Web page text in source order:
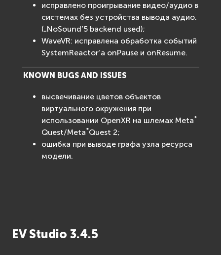
исправлено проигрывание видео/аудио в
системах без устройства вывода аудио.
(„NoSound’5 backend used);
WaveVR: исправлена обработка событий
SystemReactor’а onPause и onResume.
KNOWN BUGS AND ISSUES
высвечивание цветов объектов
виртуального окружения при
использовании OpenXR на шлемах Meta*
Quest/Meta*Quest 2;
ошибка при выводе графа узла ресурса
модели.
EV Studio 3.4.5